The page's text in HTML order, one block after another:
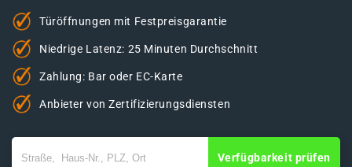
Türöffnungen mit Festpreisgarantie
Niedrige Latenz: 25 Minuten Durchschnitt
Zahlung: Bar oder EC-Karte
Anbieter von Zertifizierungsdiensten
Verfügbarkeit prüfen